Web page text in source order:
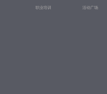
职业培训 活动广场